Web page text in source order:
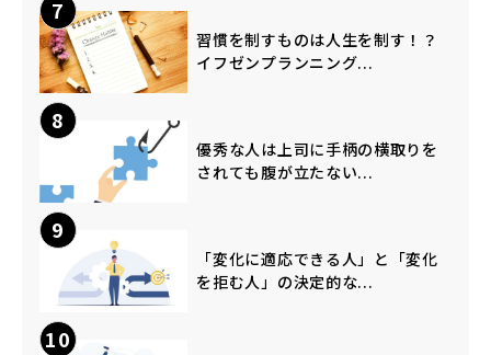
7
習慣を制すものは人生を制す！？
イフゼンプランニング...
8
優秀な人は上司に手柄の横取りを
されても腹が立たない...
9
「変化に適応できる人」と「変化
を拒む人」の決定的な...
10